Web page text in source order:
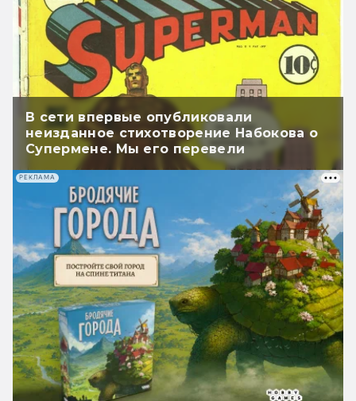
В сети впервые опубликовали
неизданное стихотворение Набокова о
Супермене. Мы его перевели
РЕКЛАМА